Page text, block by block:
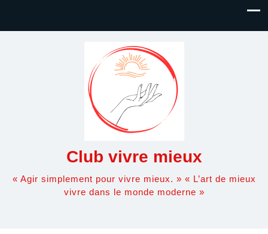
Club vivre mieux
« Agir simplement pour vivre mieux. » « L’art de mieux
vivre dans le monde moderne »